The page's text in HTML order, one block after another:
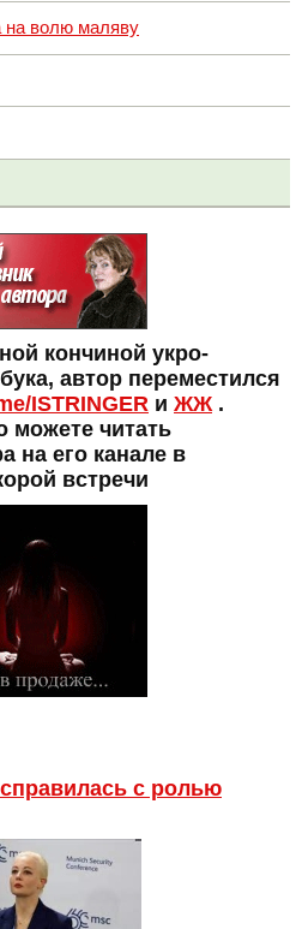
на волю маляву
кончиной укро-
автор переместился
ISTRINGER и ЖЖ .
можете читать
на его канале в
встречи
с ролью